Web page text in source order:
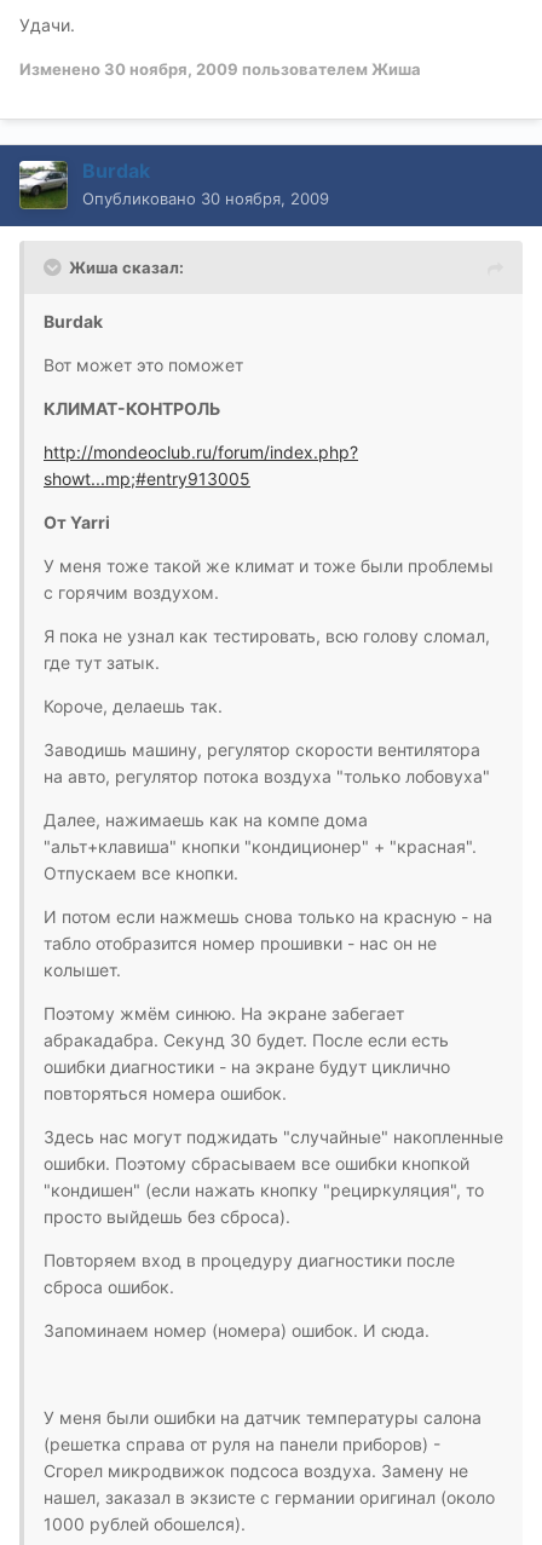
Удачи.
Изменено 30 ноября, 2009 пользователем Жиша
Burdak
Опубликовано 30 ноября, 2009
Жиша сказал:
Burdak
Вот может это поможет
КЛИМАТ-КОНТРОЛЬ
http://mondeoclub.ru/forum/index.php?
showt...mp;#entry913005
От Yarri
У меня тоже такой же климат и тоже были проблемы
с горячим воздухом.
Я пока не узнал как тестировать, всю голову сломал,
где тут затык.
Короче, делаешь так.
Заводишь машину, регулятор скорости вентилятора
на авто, регулятор потока воздуха "только лобовуха"
Далее, нажимаешь как на компе дома
"альт+клавиша" кнопки "кондиционер" + "красная".
Отпускаем все кнопки.
И потом если нажмешь снова только на красную - на
табло отобразится номер прошивки - нас он не
колышет.
Поэтому жмём синюю. На экране забегает
абракадабра. Секунд 30 будет. После если есть
ошибки диагностики - на экране будут циклично
повторяться номера ошибок.
Здесь нас могут поджидать "случайные" накопленные
ошибки. Поэтому сбрасываем все ошибки кнопкой
"кондишен" (если нажать кнопку "рециркуляция", то
просто выйдешь без сброса).
Повторяем вход в процедуру диагностики после
сброса ошибок.
Запоминаем номер (номера) ошибок. И сюда.
У меня были ошибки на датчик температуры салона
(решетка справа от руля на панели приборов) -
Сгорел микродвижок подсоса воздуха. Замену не
нашел, заказал в экзисте с германии оригинал (около
1000 рублей обошелся).